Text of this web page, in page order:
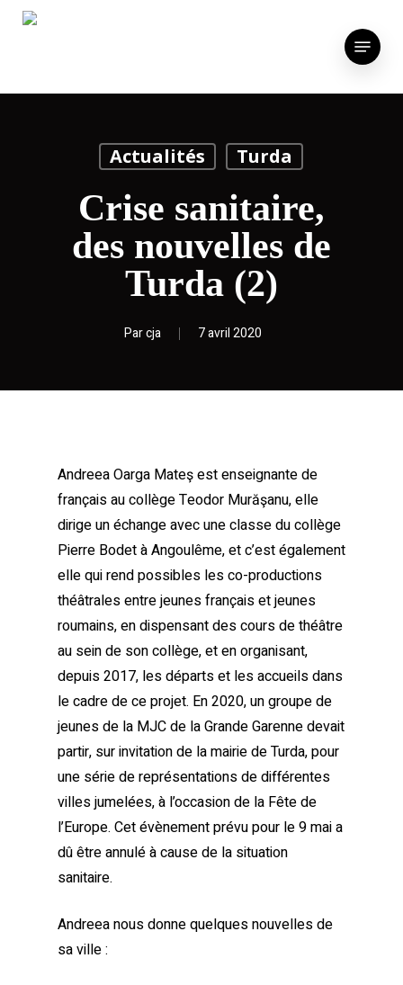
Skip
Menu
Actualités Turda
Crise sanitaire,
des nouvelles de
Turda (2)
Parcja 7 avril 2020
Andreea Oarga Mateş est enseignante de
français au collège Teodor Murăşanu, elle
dirige un échange avec une classe du collège
Pierre Bodet à Angoulême, et c’est également
elle qui rend possibles les co-productions
théâtrales entre jeunes français et jeunes
roumains, en dispensant des cours de théâtre
au sein de son collège, et en organisant,
depuis 2017, les départs et les accueils dans
le cadre de ce projet. En 2020, un groupe de
jeunes de la MJC de la Grande Garenne devait
partir, sur invitation de la mairie de Turda, pour
une série de représentations de différentes
villes jumelées, à l’occasion de la Fête de
l’Europe. Cet évènement prévu pour le 9 mai a
dû être annulé à cause de la situation
sanitaire.
Andreea nous donne quelques nouvelles de
sa ville :